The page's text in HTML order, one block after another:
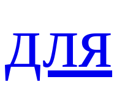
для